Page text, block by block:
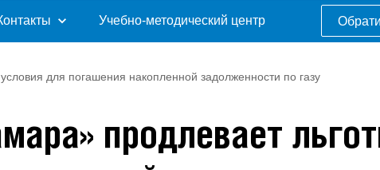
Учебно-методический центр
для погашения накопленной задолженности по газу
продлевает